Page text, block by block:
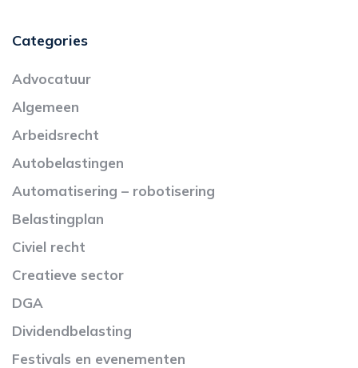
Categories
Advocatuur
Algemeen
Arbeidsrecht
Autobelastingen
Automatisering – robotisering
Belastingplan
Civiel recht
Creatieve sector
DGA
Dividendbelasting
Festivals en evenementen